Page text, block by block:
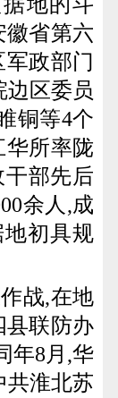
地的斗
徽省第六
政部门
边区委员
铜等4个
所率陇
部先后
余人,成
地初具规
战,在地
县联防办
年8月,华
共淮北苏